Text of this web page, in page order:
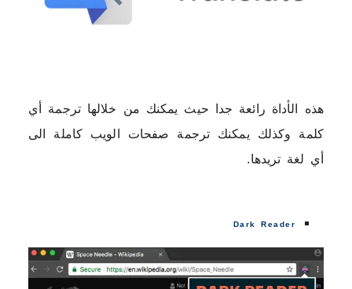
هذه الأداة رائعة جدا حيث يمكنك من خلالها ترجمة أي
كلمة وكذلك يمكنك ترجمة صفحات الويب كاملة الى
أي لغة تريدها.
Dark Reader